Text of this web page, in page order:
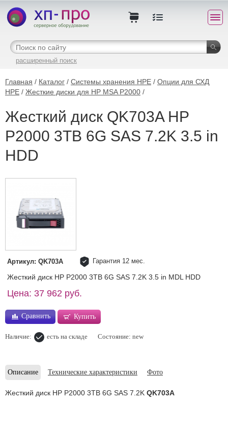
расширенный поиск
Главная / Каталог / Системы хранения HPE / Опции для СХД
HPE / Жесткие диски для HP MSA P2000 /
Жесткий диск QK703A HP
P2000 3TB 6G SAS 7.2K 3.5 in
HDD
Артикул: QK703A Гарантия 12 мес.
Жесткий диск HP P2000 3TB 6G SAS 7.2K 3.5 in MDL HDD
Цена: 37 962 руб.
Сравнить Купить
Наличие: есть на складе Состояние: new
Описание Технические характеристики Фото
Жесткий диск HP P2000 3TB 6G SAS 7.2K QK703A